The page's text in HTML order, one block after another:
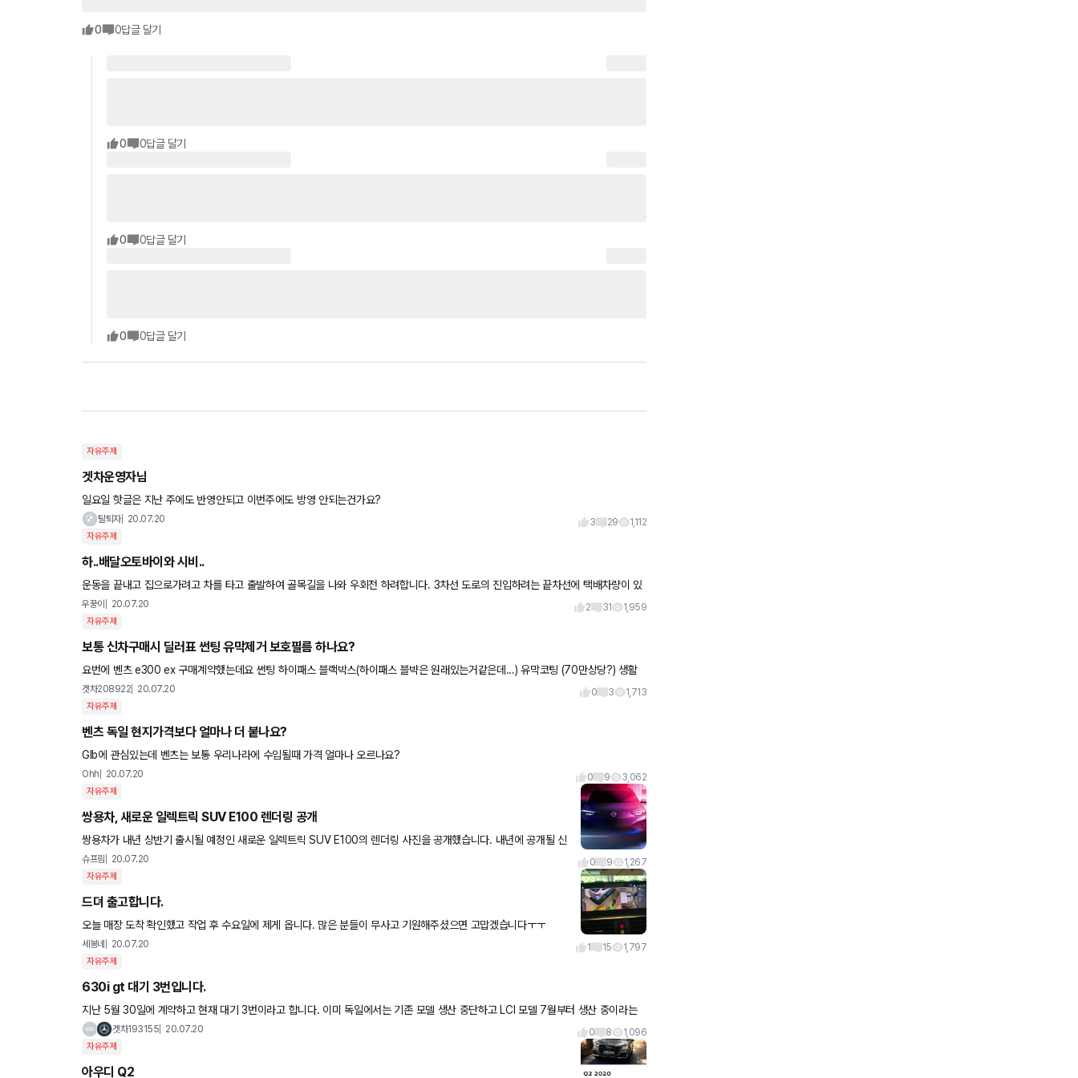
0 0답글 달기
0 0답글 달기
0 0답글 달기
0 0답글 달기
자유주제
겟차운영자님
일요일 핫글은 지난 주에도 반영안되고 이번주에도 방영 안되는건가요?
탈퇴자 20.07.20 3 29 1,112
자유주제
하..배달오토바이와 시비..
운동을 끝내고 집으로가려고 차를 타고 출발하여 골목길을 나와 우회전 하려합니다. 3차선 도로의 진입하려는 끝차선에 택배차량이 있
어서 차량이 없는걸 확인하고 두번째 차선으로 진입합니다. 진입하는 순간
우꿍이 20.07.20 2 31 1,959
자유주제
보통 신차구매시 딜러표 썬팅 유막제거 보호필름 하나요?
요번에 벤츠 e300 ex 구매계약했는데요 썬팅 하이패스 블랙박스(하이패스 블뱍은 원래있는거같은데...) 유막코팅 (70만상당?) 생활
겟차208922 20.07.20 0 3 1,713
자유주제
벤츠 독일 현지가격보다 얼마나 더 붙나요?
Glb에 관심있는데 벤츠는 보통 우리나라에 수입될때 가격 얼마나 오르나요?
Ohh 20.07.20 0 9 3,062
자유주제
쌍용차, 새로운 일렉트릭 SUV E100 렌더링 공개
쌍용차가 내년 상반기 출시될 예정인 새로운 일렉트릭 SUV E100의 렌더링 사진을 공개했습니다. 내년에 공개될 신
차를 2020년 여름에 공개하는 것은 상당히 이례적인 일인데, 그만큼 현재 쌍용차
슈프림 20.07.20 0 9 1,267
자유주제
드뎌 출고합니다.
오늘 매장 도착 확인했고 작업 후 수요일에 제게 옵니다. 많은 분들이 무사고 기원해주셨으면 고맙겠습니다ㅜㅜ
세봉네 20.07.20 1 15 1,797
자유주제
630i gt 대기 3번입니다.
지난 5월 30일에 계약하고 현재 대기 3번이라고 합니다. 이미 독일에서는 기존 모델 생산 중단하고 LCI 모델 7월부터 생산 중이라는
데... 남은 재고로 630i 받을 수 있을까요? 다른 차로
겟차193155 20.07.20 0 8 1,096
자유주제
아우디 Q2